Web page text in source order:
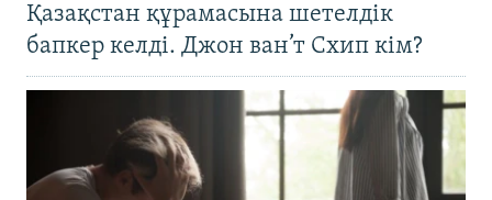
Қазақстан құрамасына шетелдік
бапкер келді. Джон ван’т Схип кім?